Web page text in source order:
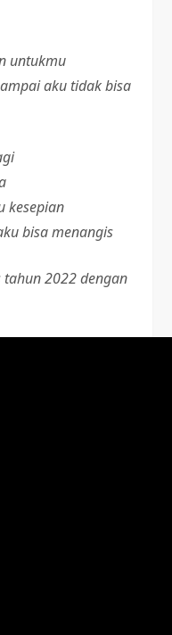
untukmu
aku tidak bisa
kesepian
bisa menangis
tahun 2022 dengan